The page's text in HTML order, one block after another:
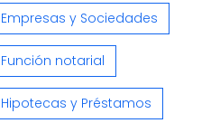
Empresas y Sociedades
Función notarial
Hipotecas y Préstamos